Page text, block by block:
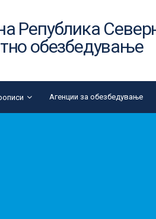
Република
обезбедување
Агенции за обезбедување